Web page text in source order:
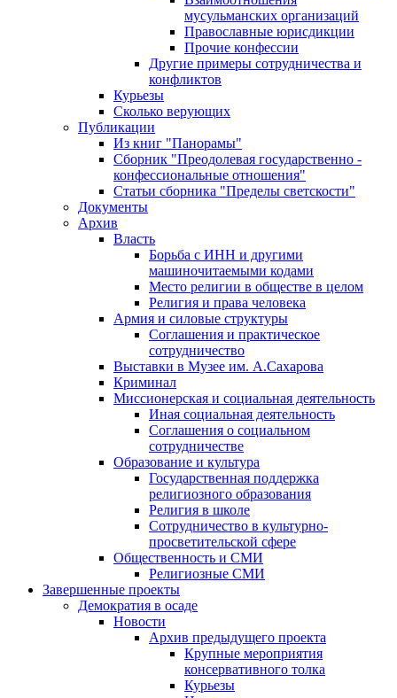
мусульманских организаций
Православные юрисдикции
Прочие конфессии
Другие примеры сотрудничества и
конфликтов
Курьезы
Сколько верующих
Публикации
Из книг "Панорамы"
Сборник "Преодолевая государственно -
конфессиональные отношения"
Статьи сборника "Пределы светскости"
Документы
Архив
Власть
Борьба с ИНН и другими
машиночитаемыми кодами
Место религии в обществе в целом
Религия и права человека
Армия и силовые структуры
Соглашения и практическое
сотрудничество
Выставки в Музее им. А.Сахарова
Криминал
Миссионерская и социальная деятельность
Иная социальная деятельность
Соглашения о социальном
сотрудничестве
Образование и культура
Государственная поддержка
религиозного образования
Религия в школе
Сотрудничество в культурно-
просветительской сфере
Общественность и СМИ
Религиозные СМИ
Завершенные проекты
Демократия в осаде
Новости
Архив предыдущего проекта
Крупные мероприятия
консервативного толка
Курьезы